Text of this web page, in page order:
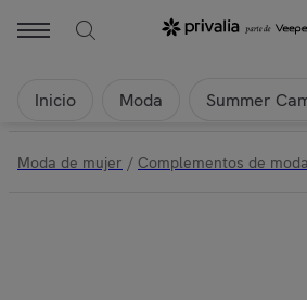
Inicio Moda Summer
Moda de mujer / Complementos de